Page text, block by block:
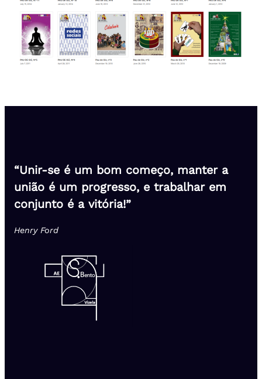
“Unir-se é um bom começo, manter a
união é um progresso, e trabalhar em
conjunto é a vitória!”
Henry Ford